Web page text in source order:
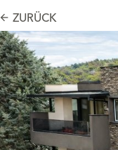
arrow_back ZURÜCK